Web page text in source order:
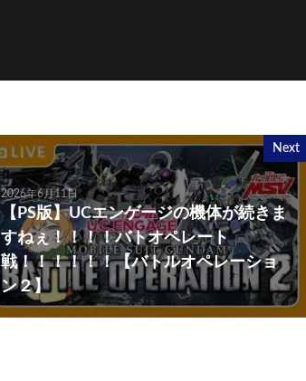
Next
2026年6月11日
【PS版】UCエンゲージの機体が続きま
すねぇ！！！！バトオペレート
戦！！！！！！【バトルオペレーショ
ン２】